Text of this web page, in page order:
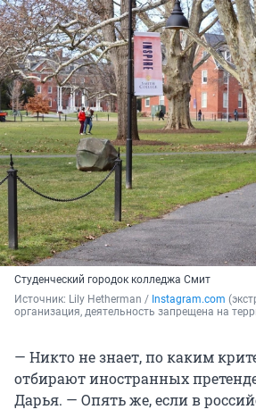
Студенческий городок колледжа Смит
Источник: Lily Hetherman / Instagram.com
организация, деятельность запрещена на
— Никто не знает, по каким
отбирают иностранных
Дарья. — Опять же, если в